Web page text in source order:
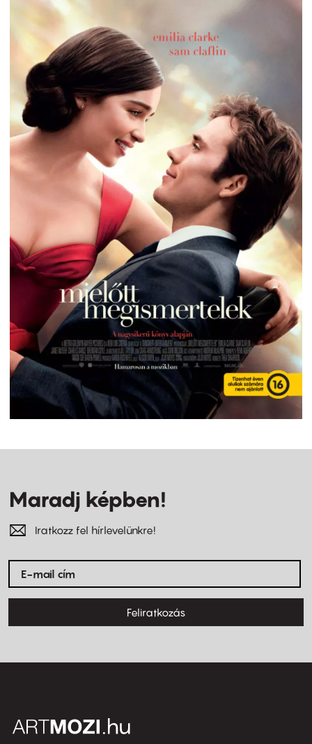
Maradj képben!
Iratkozz fel hírlevelünkre!
Feliratkozás